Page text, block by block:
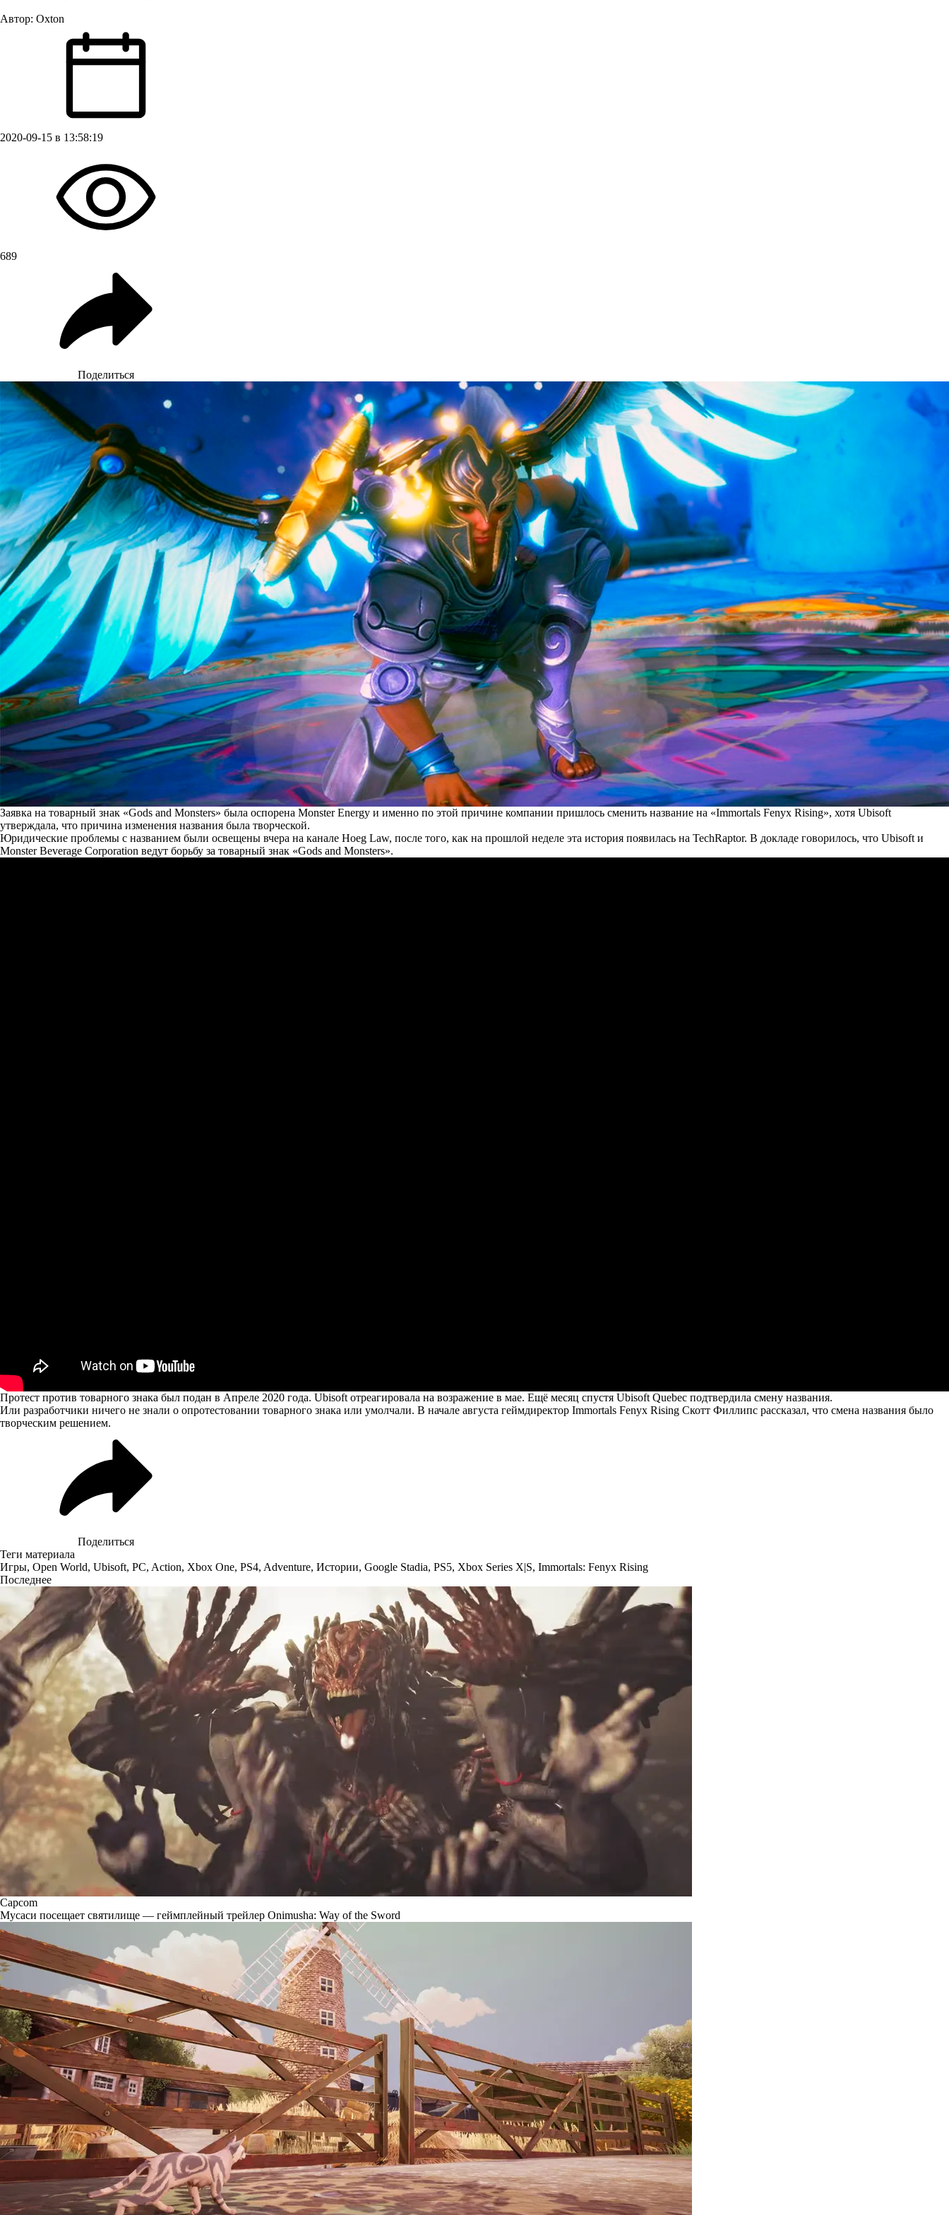
Автор: Oxton
2020-09-15 в 13:58:19
689
Поделиться
Заявка на товарный знак «Gods and Monsters» была оспорена Monster Energy и именно по этой причине компании пришлось сменить название на «Immortals Fenyx Rising», хотя Ubisoft
утверждала, что причина изменения названия была творческой.
Юридические проблемы с названием были освещены вчера на канале Hoeg Law, после того, как на прошлой неделе эта история появилась на TechRaptor. В докладе говорилось, что Ubisoft и
Monster Beverage Corporation ведут борьбу за товарный знак «Gods and Monsters».
Протест против товарного знака был подан в Апреле 2020 года. Ubisoft отреагировала на возражение в мае. Ещё месяц спустя Ubisoft Quebec подтвердила смену названия.
Или разработчики ничего не знали о опротестовании товарного знака или умолчали. В начале августа геймдиректор Immortals Fenyx Rising Скотт Филлипс рассказал, что смена названия было
творческим решением.
Поделиться
Теги материала
Игры, Open World, Ubisoft, PC, Action, Xbox One, PS4, Adventure, Истории, Google Stadia, PS5, Xbox Series X|S, Immortals: Fenyx Rising
Последнее
Capcom
Мусаси посещает святилище — геймплейный трейлер Onimusha: Way of the Sword